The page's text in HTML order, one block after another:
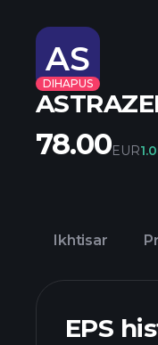
AS
DIHAPUS
78.00EUR
Ikhtisar
EPS